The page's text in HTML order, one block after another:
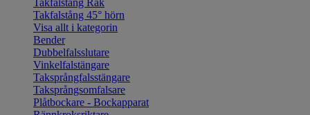
Takfalstång Rak
Takfalstång 45° hörn
Visa allt i kategorin
Bender
Dubbelfalsslutare
Vinkelfalstängare
Taksprångfalsstängare
Taksprångsomfalsare
Plåtbockare - Bockapparat